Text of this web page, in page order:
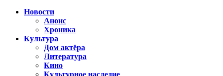
Новости
Анонс
Хроника
Культура
Дом актёра
Литература
Кино